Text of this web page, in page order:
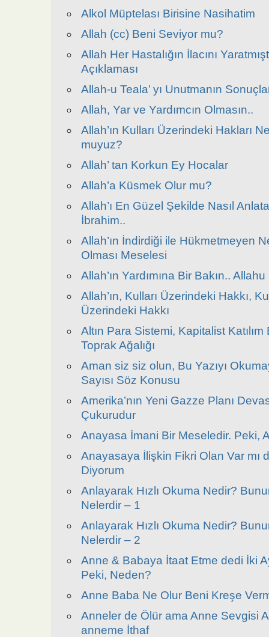
Alkol Müptelası Birisine Nasihatim
Allah (cc) Beni Seviyor mu?
Allah Her Hastalığın İlacını
Açıklaması
Allah-u Teala’ yı Unutmanın
Allah, Yar ve Yardımcın Olmasın..
Allah’ın Kulları Üzerindeki Hakları
muyuz?
Allah’ tan Korkun Ey Hocalar
Allah’a Küsmek Olur mu?
Allah’ı En Güzel Şekilde Nasıl
İbrahim..
Allah’ın İndirdiği ile Hükmetmeyen
Olması Meselesi
Allah’ın Yardımına Bir Bakın..
Allah’ın, Kulları Üzerindeki Hakkı,
Üzerindeki Hakkı
Altın Para Sistemi, Kapitalist Katılım
Toprak Ağalığı
Aman siz siz olun, Bu Yazıyı
Sayısı Söz Konusu
Amerika’nın Yeni Gazze Planı
Çukurudur
Anayasa İmani Bir Meseledir. Peki,
Anayasaya İlişkin Fikri Olan Var mı
Diyorum
Anlayarak Hızlı Okuma Nedir?
Nelerdir – 1
Anlayarak Hızlı Okuma Nedir?
Nelerdir – 2
Anne & Babaya İtaat Etme dedi İki
Peki, Neden?
Anne Baba Ne Olur Beni Kreşe
Anneler de Ölür ama Anne Sevgisi
anneme İthaf